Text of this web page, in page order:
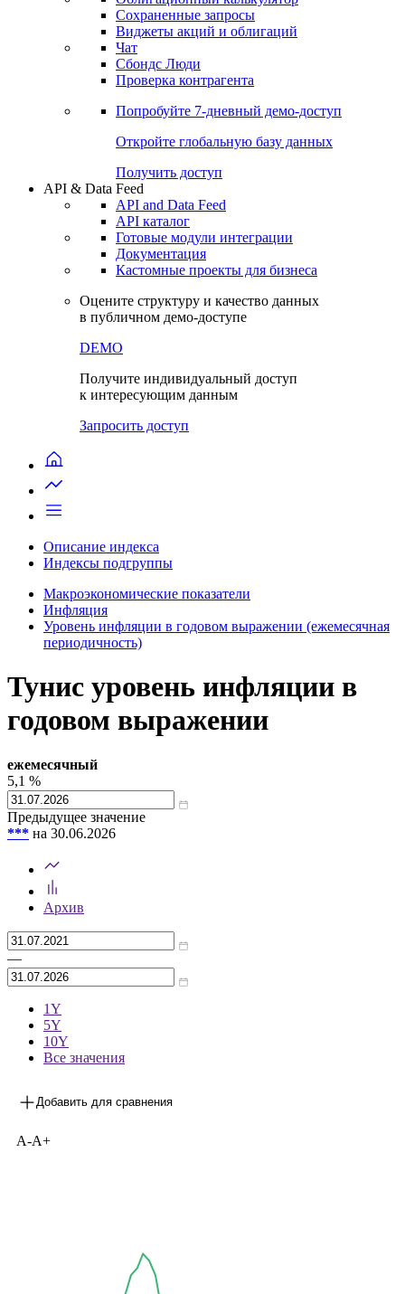
Сохраненные запросы
Виджеты акций и облигаций
Чат
Сбондс Люди
Проверка контрагента
Попробуйте 7-дневный демо-доступ
Откройте глобальную базу данных
Получить доступ
API & Data Feed
API and Data Feed
API каталог
Готовые модули интеграции
Документация
Кастомные проекты для бизнеса
Оцените структуру и качество данных
в публичном демо-доступе
DEMO
Получите индивидуальный доступ
к интересующим данным
Запросить доступ
Описание индекса
Индексы подгруппы
Макроэкономические показатели
Инфляция
Уровень инфляции в годовом выражении (ежемесячная
периодичность)
Тунис уровень инфляции в
годовом выражении
ежемесячный
5,1 %
Предыдущее значение
*** на 30.06.2026
Архив
—
1Y
5Y
10Y
Все значения
Добавить для сравнения